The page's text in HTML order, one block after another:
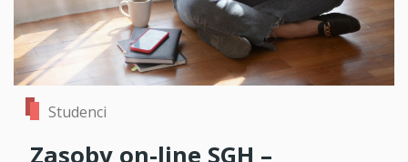
Studenci
Zasoby on-line SGH –